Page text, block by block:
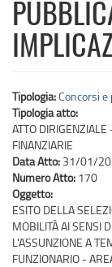
Tipologia:Concorsi
Tipologia atto:
ATTO
FINANZIARIE
Data Atto: 31/01/
Numero Atto: 170
Oggetto:
ESITO DELLA
MOBILITÀ AI SENSI
L'ASSUNZIONE A
FUNZIONARIO -